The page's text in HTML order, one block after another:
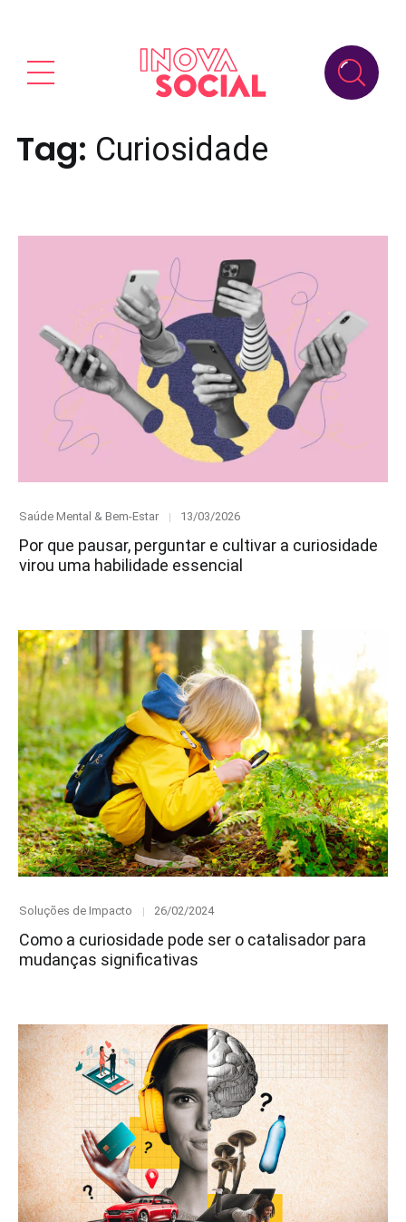
Tag: Curiosidade
Category
Saúde Mental & Bem-Estar
Posted
13/03/2026
Por que pausar, perguntar e cultivar a curiosidade
virou uma habilidade essencial
Category
Soluções de Impacto
Posted
26/02/2024
Como a curiosidade pode ser o catalisador para
mudanças significativas